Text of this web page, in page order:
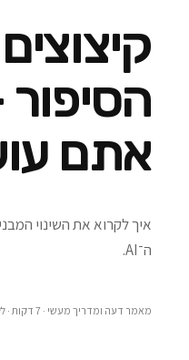
אתם
איך לקרוא את השינוי
ה־AI.
מאמר דעה ומדריך מעשי · 7 דקות ·